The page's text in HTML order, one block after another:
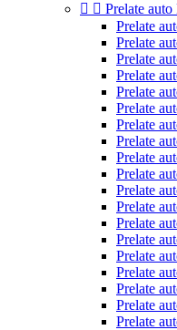
  Prelate
Prelate
Prelate
Prelate
Prelate
Prelate
Prelate
Prelate
Prelate
Prelate
Prelate
Prelate
Prelate
Prelate
Prelate
Prelate
Prelate
Prelate
Prelate
Prelate